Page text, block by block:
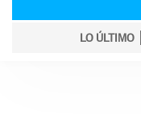
LO ÚLTIMO